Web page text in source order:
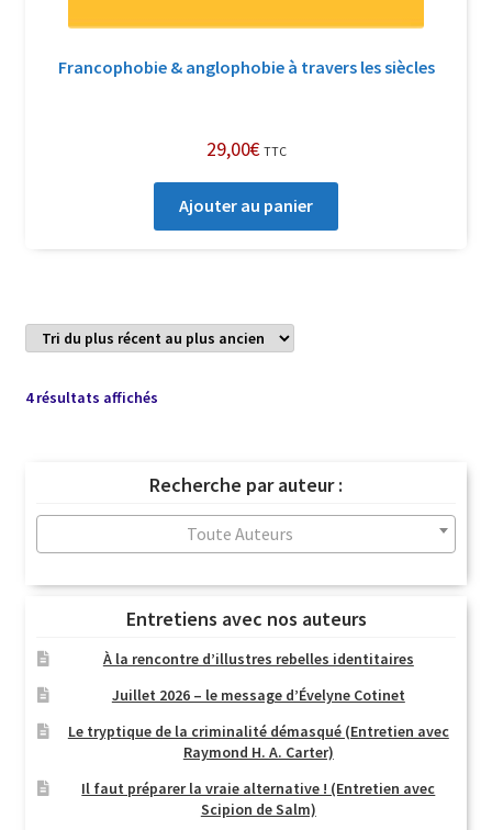
Francophobie & anglophobie à travers les siècles
29,00€ TTC
Ajouter au panier
4 résultats affichésTrié
au
plus
ancien
Recherche par auteur :
Toute Auteurs
Entretiens avec nos auteurs
À la rencontre d’illustres rebelles identitaires
Juillet 2026 – le message d’Évelyne Cotinet
Le tryptique de la criminalité démasqué (Entretien avec
Raymond H. A. Carter)
Il faut préparer la vraie alternative ! (Entretien avec
Scipion de Salm)